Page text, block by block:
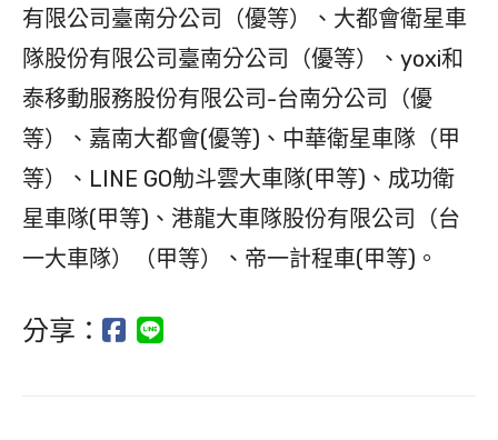
有限公司臺南分公司（優等）、大都會衛星車
隊股份有限公司臺南分公司（優等）、yoxi和
泰移動服務股份有限公司-台南分公司（優
等）、嘉南大都會(優等)、中華衛星車隊（甲
等）、LINE GO觔斗雲大車隊(甲等)、成功衛
星車隊(甲等)、港龍大車隊股份有限公司（台
一大車隊）（甲等）、帝一計程車(甲等)。
分享：